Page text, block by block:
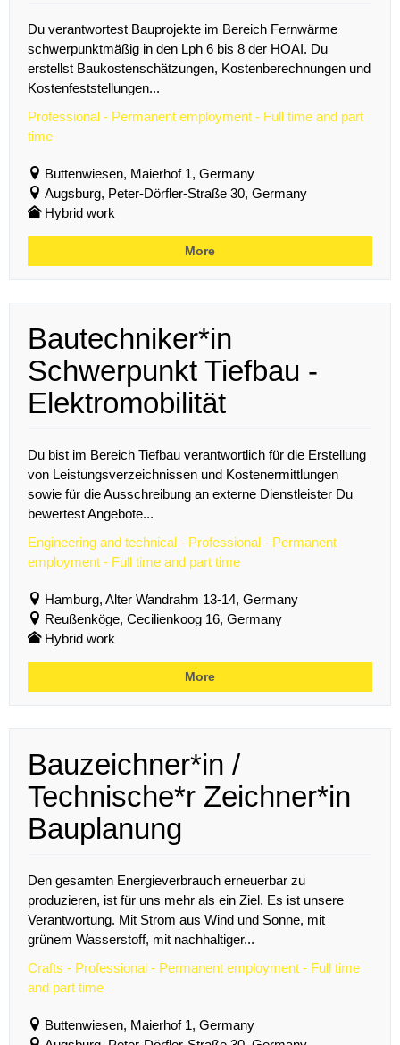
Du verantwortest Bauprojekte im Bereich Fernwärme
schwerpunktmäßig in den Lph 6 bis 8 der HOAI. Du
erstellst Baukostenschätzungen, Kostenberechnungen und
Kostenfeststellungen...
Professional - Permanent employment - Full time and part
time
Buttenwiesen, Maierhof 1, Germany
Augsburg, Peter-Dörfler-Straße 30, Germany
Hybrid work
More
Bautechniker*in
Schwerpunkt Tiefbau -
Elektromobilität
Du bist im Bereich Tiefbau verantwortlich für die Erstellung
von Leistungsverzeichnissen und Kostenermittlungen
sowie für die Ausschreibung an externe Dienstleister Du
bewertest Angebote...
Engineering and technical - Professional - Permanent
employment - Full time and part time
Hamburg, Alter Wandrahm 13-14, Germany
Reußenköge, Cecilienkoog 16, Germany
Hybrid work
More
Bauzeichner*in /
Technische*r Zeichner*in
Bauplanung
Den gesamten Energieverbrauch erneuerbar zu
produzieren, ist für uns mehr als ein Ziel. Es ist unsere
Verantwortung. Mit Strom aus Wind und Sonne, mit
grünem Wasserstoff, mit nachhaltiger...
Crafts - Professional - Permanent employment - Full time
and part time
Buttenwiesen, Maierhof 1, Germany